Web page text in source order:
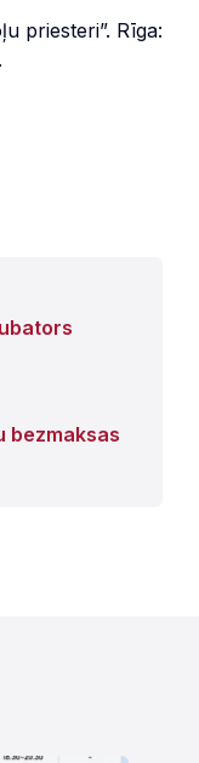
priesteri”. Rīga:
bezmaksas